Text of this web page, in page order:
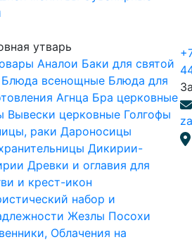
утварь
Аналои Баки для святой
Блюда всенощные Блюда для
Агнца Бра церковные
Вывески церковные Голгофы
раки Дароносицы
Дикирии-
Древки и оглавия для
и крест-икон
набор и
Жезлы Посохи
Облачения на